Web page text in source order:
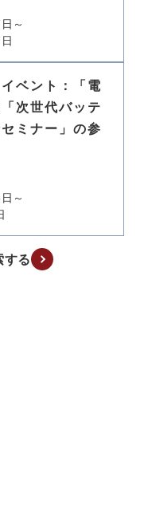
～
ベント：「電
次世代バッテ
ミナー」の参
～
する